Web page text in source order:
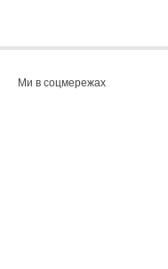
Ми в соцмережах